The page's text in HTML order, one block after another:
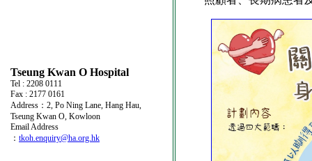
Tseung Kwan O Hospital
Tel : 2208 0111
Fax : 2177 0161
Address：2, Po Ning Lane, Hang Hau,
Tseung Kwan O, Kowloon
Email Address
： tkoh.enquiry@ha.org.hk